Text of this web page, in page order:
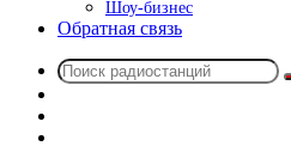
Шоу-бизнес
Обратная связь